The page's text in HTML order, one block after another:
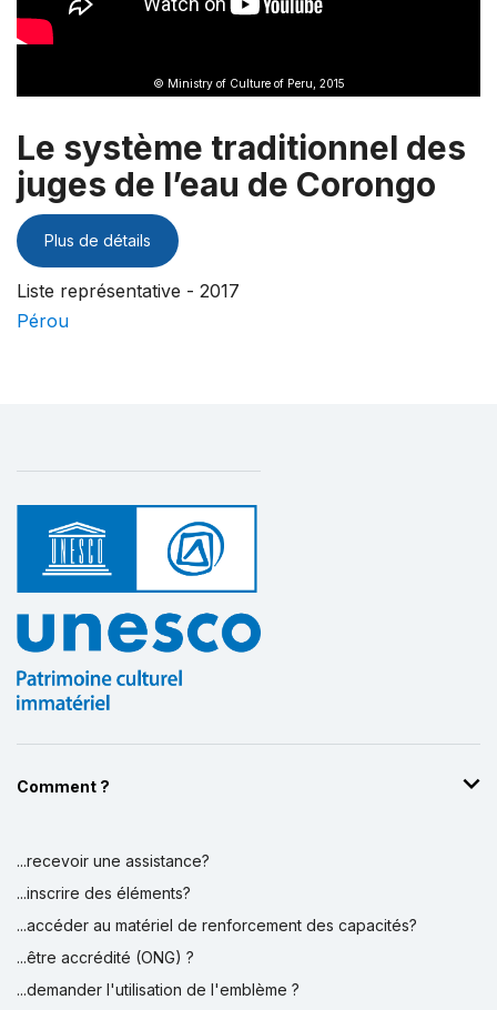
© Ministry of Culture of Peru, 2015
Le système traditionnel des
juges de l’eau de Corongo
Plus de détails
Liste représentative - 2017
Pérou
Comment ?
...recevoir une assistance?
...inscrire des éléments?
...accéder au matériel de renforcement des capacités?
...être accrédité (ONG) ?
...demander l'utilisation de l'emblème ?